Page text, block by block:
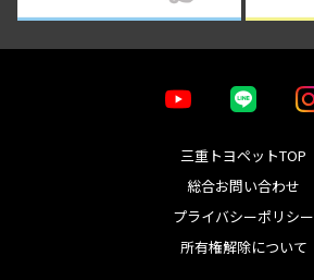
三重トヨペットTOP
総合お問い合わせ
プライバシーポリシー
所有権解除について